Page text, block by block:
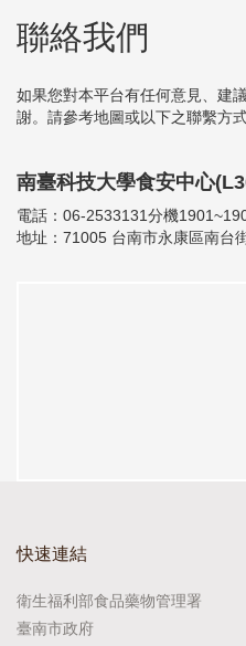
聯絡我們
如果您對本平台有任何意見、建
謝。請參考地圖或以下之聯繫方式
南臺科技大學食安中心
電話：06-2533131分機
地址：71005 台南市永康區南台
快速連結
衛生福利部食品藥物管理署
臺南市政府